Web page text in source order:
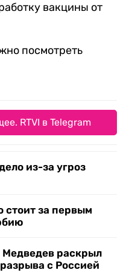
вакцины от
посмотреть
RTVI в Telegram
из-за угроз
стоит за первым
раскрыл
с Россией